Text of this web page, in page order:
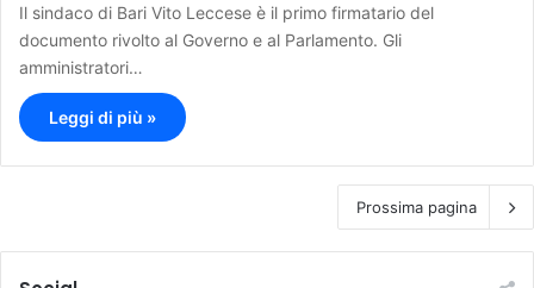
Il sindaco di Bari Vito Leccese è il primo firmatario del
documento rivolto al Governo e al Parlamento. Gli
amministratori…
Leggi di più »
Prossima pagina